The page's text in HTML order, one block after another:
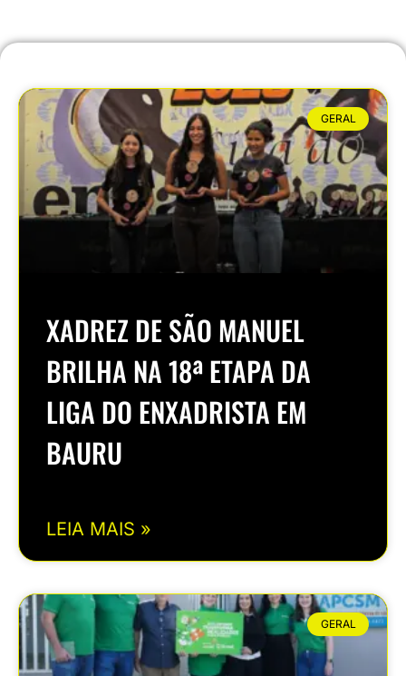
GERAL
XADREZ DE SÃO MANUEL
BRILHA NA 18ª ETAPA DA
LIGA DO ENXADRISTA EM
BAURU
LEIA MAIS »
GERAL